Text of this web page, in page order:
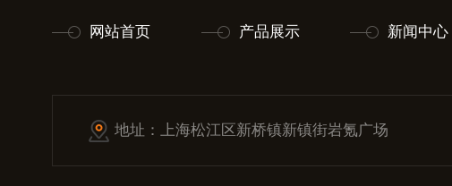
网站首页 产品展示 新闻中心
地址：上海松江区新桥镇新镇街岩氪广场